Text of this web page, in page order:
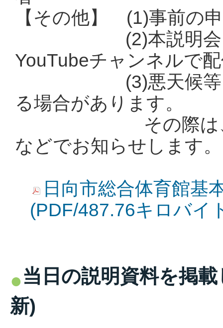
【その他】 (1)事前の
(2)本説明会内容
YouTubeチャンネルで
(3)悪天候等によ
る場合があります。
その際は、前日
などでお知らせします。
日向市総合体育館基
(PDF/487.76キロバイ
当日の説明資料を掲
新)